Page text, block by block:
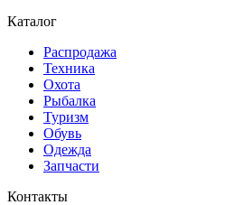
Каталог
Распродажа
Техника
Охота
Рыбалка
Туризм
Обувь
Одежда
Запчасти
Контакты